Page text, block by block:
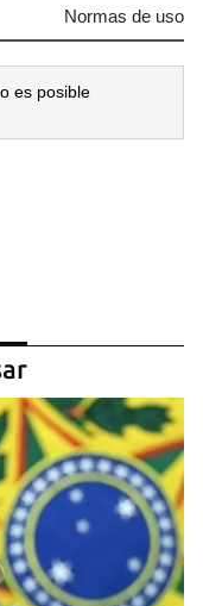
Normas de uso
es posible